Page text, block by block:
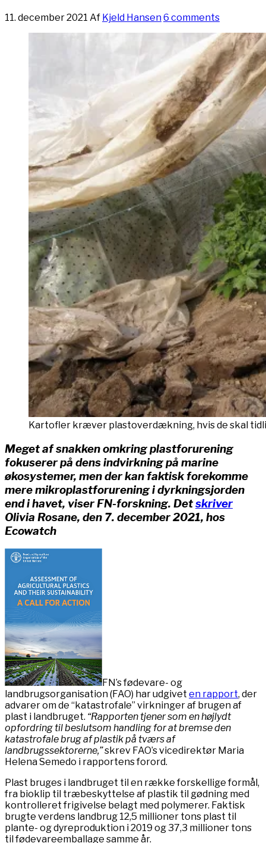
11. december 2021 Af Kjeld Hansen6 comments
Kartofler kræver plastoverdækning, hvis de skal
Meget af snakken omkring plastforurening
fokuserer på dens indvirkning på marine
økosystemer, men der kan faktisk forekomme
mere mikroplastforurening i dyrkningsjorden
end i havet, viser FN-forskning. Detskriver
Olivia Rosane, den 7. december 2021, hos
Ecowatch
FN’s fødevare- og
landbrugsorganisation (FAO) har udgivet en rapport, der
advarer om de “katastrofale” virkninger af brugen af ​​
plast i landbruget. “Rapporten tjener som en højlydt
opfordring til beslutsom handling for at bremse den
katastrofale brug af plastik på tværs af
landbrugssektorerne,”skrev FAO’s vicedirektør Maria
Helena Semedo i rapportens forord.
Plast bruges i landbruget til en række forskellige formål,
fra bioklip til træbeskyttelse af plastik til gødning med
kontrolleret frigivelse belagt med polymerer. Faktisk
brugte verdens landbrug 12,5 millioner tons plast til
plante- og dyreproduktion i 2019 og 37,3 millioner tons
til fødevareemballage samme år.